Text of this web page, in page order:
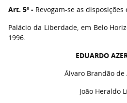
Art. 5º - Revogam-se as
Palácio da Liberdade, em Belo
1996.
EDUARDO
Álvaro Brandão de
João Heraldo